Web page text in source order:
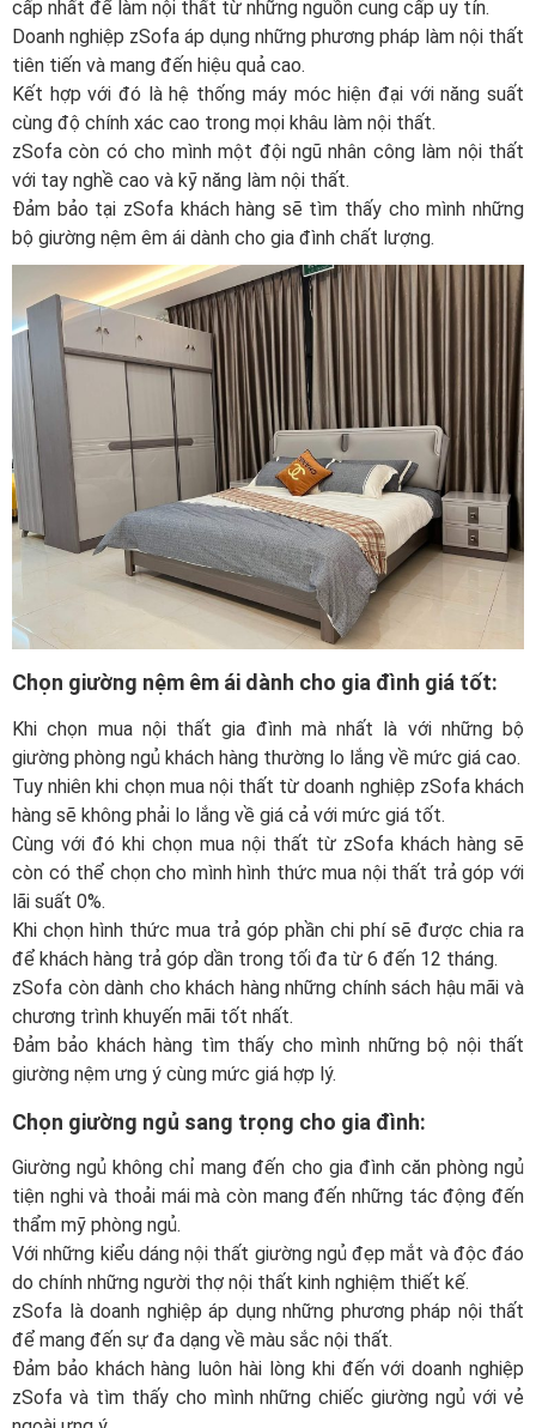
cấp nhất để làm nội thất từ những nguồn cung cấp uy tín.
Doanh nghiệp zSofa áp dụng những phương pháp làm nội thất
tiên tiến và mang đến hiệu quả cao.
Kết hợp với đó là hệ thống máy móc hiện đại với năng suất
cùng độ chính xác cao trong mọi khâu làm nội thất.
zSofa còn có cho mình một đội ngũ nhân công làm nội thất
với tay nghề cao và kỹ năng làm nội thất.
Đảm bảo tại zSofa khách hàng sẽ tìm thấy cho mình những
bộ giường nệm êm ái dành cho gia đình chất lượng.
Chọn giường nệm êm ái dành cho gia đình giá tốt:
Khi chọn mua nội thất gia đình mà nhất là với những bộ
giường phòng ngủ khách hàng thường lo lắng về mức giá cao.
Tuy nhiên khi chọn mua nội thất từ doanh nghiệp zSofa khách
hàng sẽ không phải lo lắng về giá cả với mức giá tốt.
Cùng với đó khi chọn mua nội thất từ zSofa khách hàng sẽ
còn có thể chọn cho mình hình thức mua nội thất trả góp với
lãi suất 0%.
Khi chọn hình thức mua trả góp phần chi phí sẽ được chia ra
để khách hàng trả góp dần trong tối đa từ 6 đến 12 tháng.
zSofa còn dành cho khách hàng những chính sách hậu mãi và
chương trình khuyến mãi tốt nhất.
Đảm bảo khách hàng tìm thấy cho mình những bộ nội thất
giường nệm ưng ý cùng mức giá hợp lý.
Chọn giường ngủ sang trọng cho gia đình:
Giường ngủ không chỉ mang đến cho gia đình căn phòng ngủ
tiện nghi và thoải mái mà còn mang đến những tác động đến
thẩm mỹ phòng ngủ.
Với những kiểu dáng nội thất giường ngủ đẹp mắt và độc đáo
do chính những người thợ nội thất kinh nghiệm thiết kế.
zSofa là doanh nghiệp áp dụng những phương pháp nội thất
để mang đến sự đa dạng về màu sắc nội thất.
Đảm bảo khách hàng luôn hài lòng khi đến với doanh nghiệp
zSofa và tìm thấy cho mình những chiếc giường ngủ với vẻ